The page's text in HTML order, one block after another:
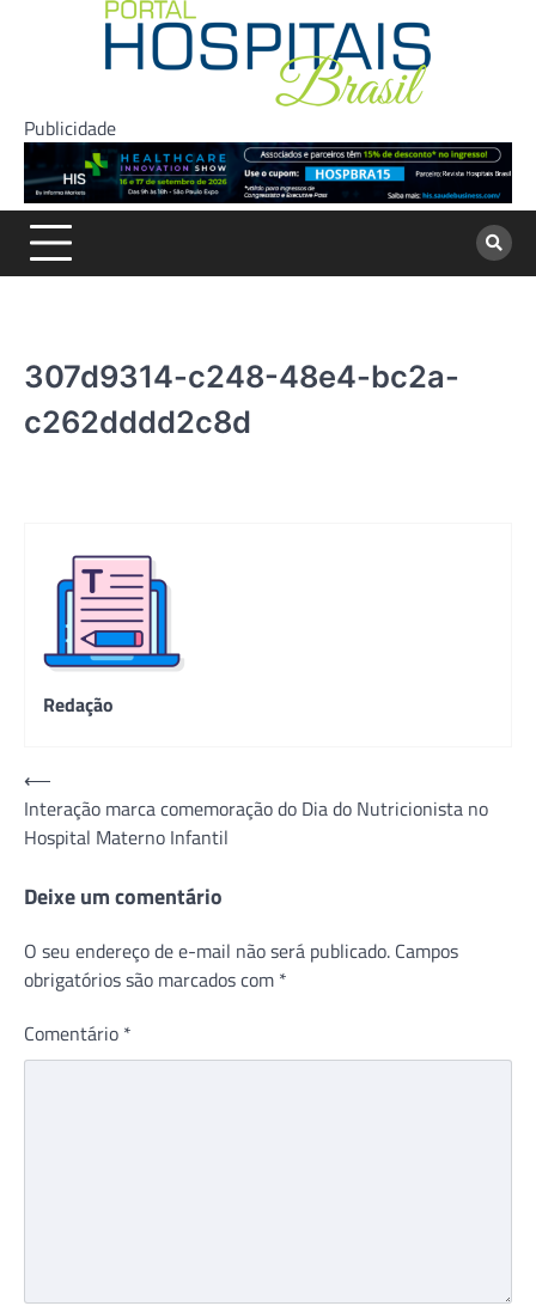
Publicidade
307d9314-c248-48e4-bc2a-
c262dddd2c8d
Redação
Navegação
de
Post
⟵
Interação marca comemoração do Dia do Nutricionista no
Hospital Materno Infantil
Deixe um comentário
O seu endereço de e-mail não será publicado. Campos
obrigatórios são marcados com *
Comentário *